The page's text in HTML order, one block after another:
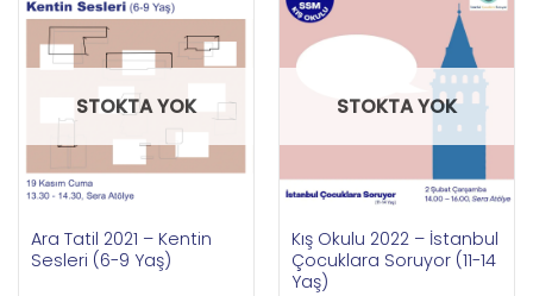
STOKTA YOK
Ara Tatil 2021 – Kentin
Sesleri (6-9 Yaş)
STOKTA YOK
Kış Okulu 2022 – İstanbul
Çocuklara Soruyor (11-14
Yaş)